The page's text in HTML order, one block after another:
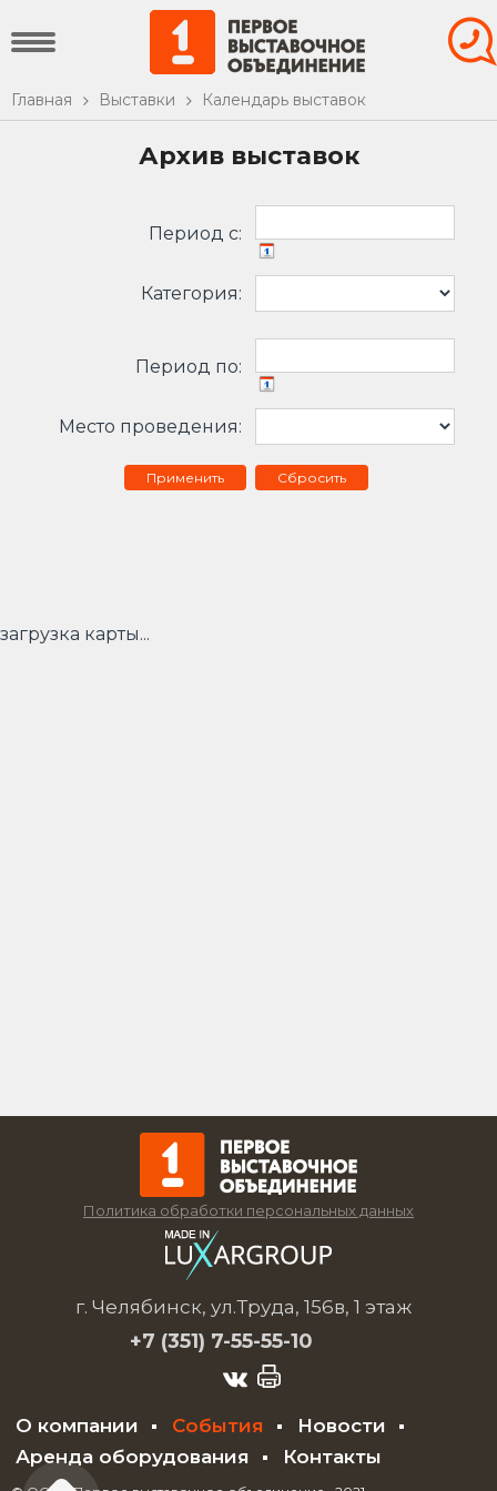
Главная Выставки Календарь выставок
Архив выставок
Период c:
Категория:
Период по:
Место проведения:
Сбросить
загрузка карты...
Политика обработки персональных данных
г. Челябинск, ул.Труда, 156в, 1 этаж
+7 (351) 7-55-55-10
О компании События
Новости
Аренда оборудования
Контакты